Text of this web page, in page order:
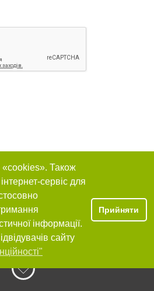
«cookies». Також
сервіс для
інформації.
сайту
Прийняти